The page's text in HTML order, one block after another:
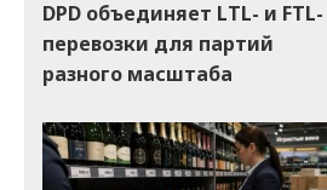
DPD объединяет LTL- и FTL-
перевозки для партий
разного масштаба